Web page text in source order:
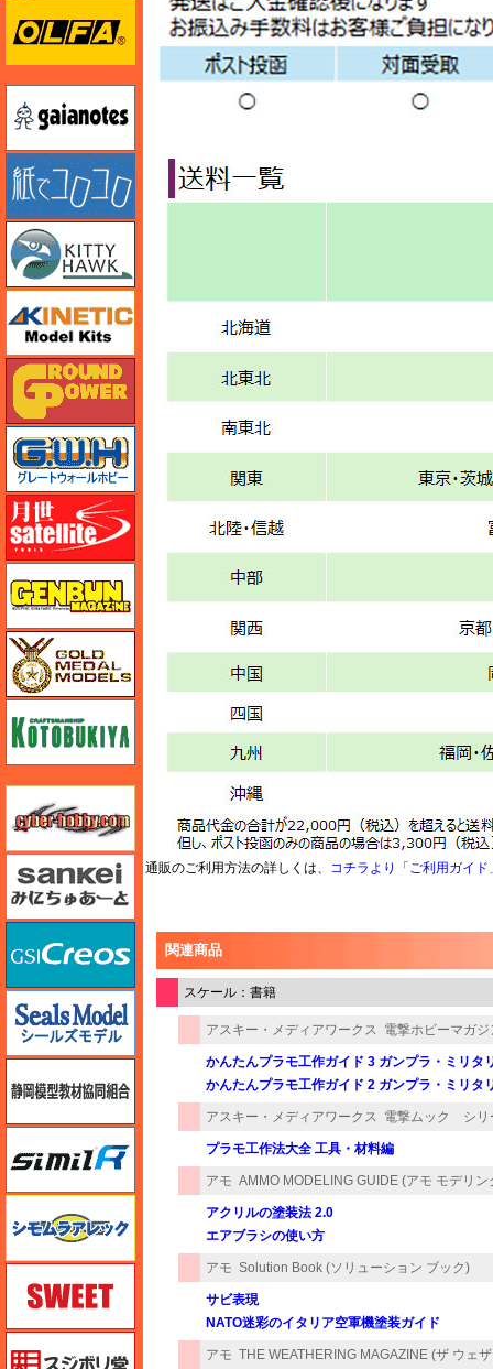
通販のご利用方法の詳しくは、 コチラより「ご利用ガイド
関連商品
スケール：書籍
アスキー・メディアワークス 電撃ホビーマガ
かんたんプラモ工作ガイド 3 ガンプラ・ミリタ
かんたんプラモ工作ガイド 2 ガンプラ・ミリタ
アスキー・メディアワークス 電撃ムック シリ
プラモ工作法大全 工具・材料編
アモ AMMO MODELING GUIDE (アモ モデリン
アクリルの塗装法 2.0
エアブラシの使い方
アモ Solution Book (ソリューション ブック)
サビ表現
NATO迷彩のイタリア空軍機塗装ガイド
アモ THE WEATHERING MAGAZINE (ザ ウェ
オルファ
紙でコロコロ
キネテック
ガリレオ出版 グランドパワー
グレートウォールホビー
月世 サテライトツールス
ゲンブンマガジン
ゴールドメダルモデルズ
さんけい みにちゅあーと
GSIクレオス
シールズモデル
静岡模型協同組合
シミラー（similR）
シモムラアレック
スイート（SWEET）
スジボリ堂